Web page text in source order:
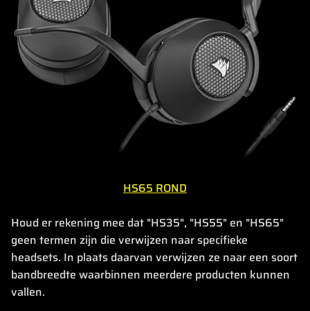
HS65 ROND
Houd er rekening mee dat "HS35", "HS55" en "HS65"
geen termen zijn die verwijzen naar specifieke
headsets. In plaats daarvan verwijzen ze naar een soort
bandbreedte waarbinnen meerdere producten kunnen
vallen.